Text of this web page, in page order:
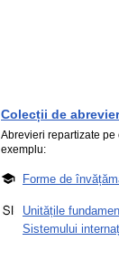
Colecții de
Abrevieri repartizate pe
exemplu:
Forme de
Unitățile
Sistemului